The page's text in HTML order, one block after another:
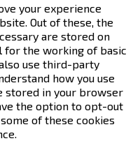
your experience
Out of these, the
are stored on
for the working of basic
use third-party
how you use
stored in your browser
the option to opt-out
of these cookies